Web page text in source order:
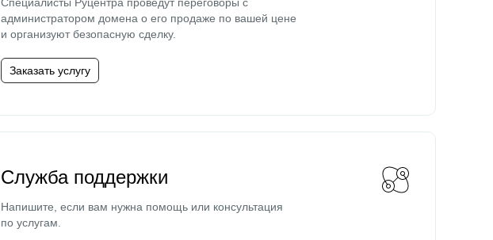
администратором домена о его продаже по вашей цене
и организуют безопасную сделку.
Заказать услугу
Служба поддержки
Напишите, если вам нужна помощь или консультация
по услугам.